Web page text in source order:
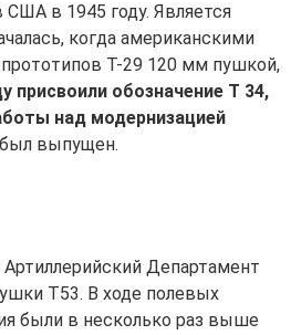
в 1945 году. Является
когда американскими
Т-29 120 мм пушкой,
присвоили обозначение Т 34,
над модернизацией
был выпущен.
Департамент
Т53. В ходе полевых
были в несколько раз выше